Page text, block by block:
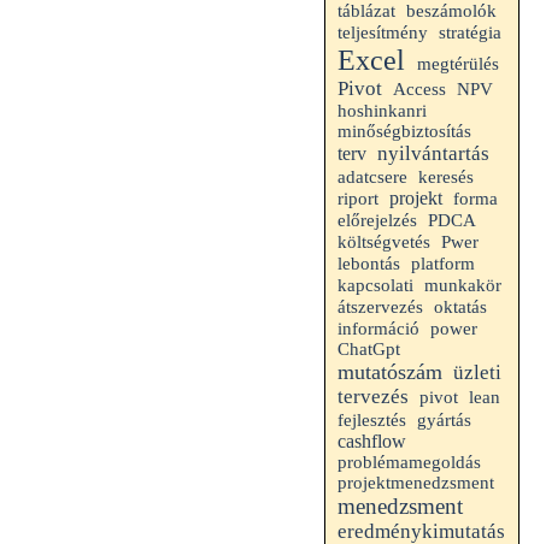
táblázat beszámolók
teljesítmény stratégia
Excel megtérülés
Pivot Access NPV
hoshinkanri
minőségbiztosítás
terv nyilvántartás
adatcsere keresés
riport projekt forma
előrejelzés PDCA
költségvetés Pwer
lebontás platform
kapcsolati
munkakör
átszervezés oktatás
információ
power
ChatGpt
mutatószám üzleti
tervezés
pivot lean
fejlesztés gyártás
cashflow
problémamegoldás
projektmenedzsment
menedzsment
eredménykimutatás